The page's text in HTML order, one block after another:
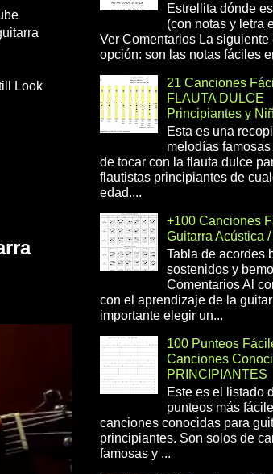
Look
Estrellita dónde
(con notas y letra
Ver Comentarios La siguiente
opción: son las notas fáciles
21 Canciones
FLAUTA DULCE
Principiantes y
Esta es una
melodías
de tocar con la flauta dulce
flautistas principiantes de
edad....
+100 Canciones
Guitarra Acústica
Tabla de acordes
sostenidos y
Comentarios Al
con el aprendizaje de la
importante elegir un...
100 Punteos
Canciones
PRINCIPIANTES
Este es el listado
punteos más
canciones conocidas para
principiantes. Son solos de
famosas y ...